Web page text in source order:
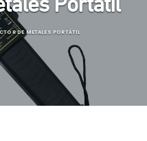
Portátil
DE METALES PORTÁTIL